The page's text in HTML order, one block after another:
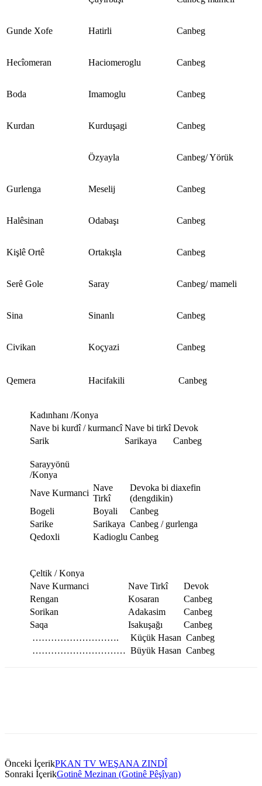
Gunde Xofe Hatirli Canbeg
Hecîomeran Haciomeroglu Canbeg
Boda Imamoglu Canbeg
Kurdan Kurduşagi Canbeg
Özyayla Canbeg/ Yörük
Gurlenga Meselij Canbeg
Halêsinan Odabaşı Canbeg
Kişlê Ortê Ortakışla Canbeg
Serê Gole Saray Canbeg/ mameli
Sina Sinanlı Canbeg
Civikan Koçyazi Canbeg
Qemera Hacifakili Canbeg
Kadınhanı /Konya
Nave bi kurdî / kurmancî Nave bi tirkî Devok
Sarik
Sarikaya Canbeg
Sarayyönü
/Konya
Nave Kurmanci
Nave
Tirkî
Devoka bi diaxefin
(dengdikin)
Bogeli
Boyali
Canbeg
Sarike
Sarikaya Canbeg / gurlenga
Qedoxli
Kadioglu Canbeg
Çeltik / Konya
Nave Kurmanci
Nave Tirkî
Devok
Rengan
Kosaran
Canbeg
Sorikan
Adakasim
Canbeg
Saqa
Isakuşağı
Canbeg
……………………….
Küçük Hasan Canbeg
………………………… Büyük Hasan Canbeg
Önceki İçerikPKAN TV WEŞANA ZINDÎ
Sonraki İçerikGotinê Mezinan (Gotinê Pêşîyan)